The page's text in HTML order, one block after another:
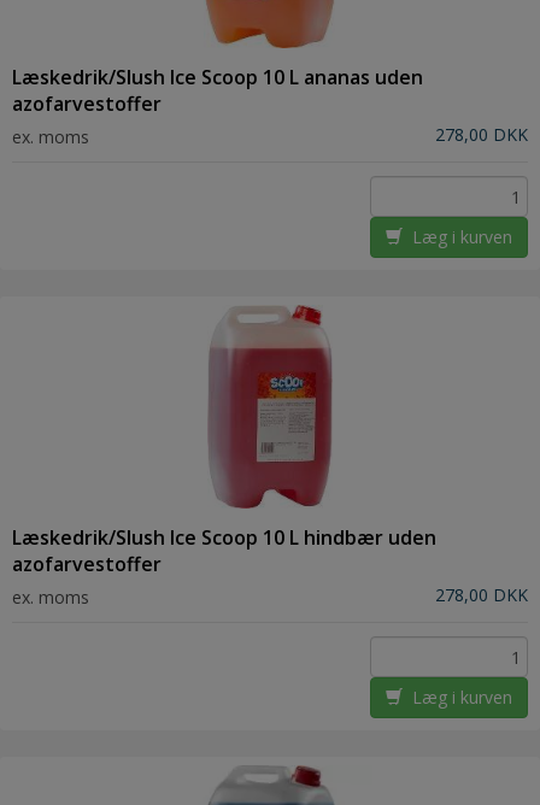
Læskedrik/Slush Ice Scoop 10 L ananas uden
azofarvestoffer
ex. moms 278,00 DKK
Læg i kurven
Læskedrik/Slush Ice Scoop 10 L hindbær uden
azofarvestoffer
ex. moms 278,00 DKK
Læg i kurven